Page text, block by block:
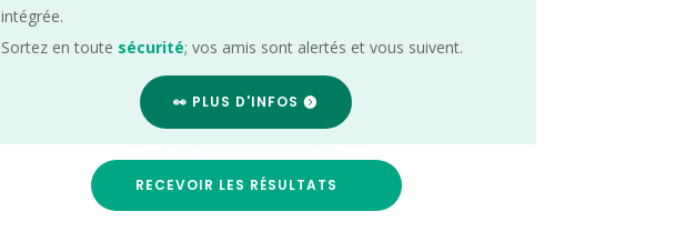
intégrée.
Sortez en toute sécurité; vos amis sont alertés et vous suivent.
👀 PLUS D'INFOS
RECEVOIR LES RÉSULTATS